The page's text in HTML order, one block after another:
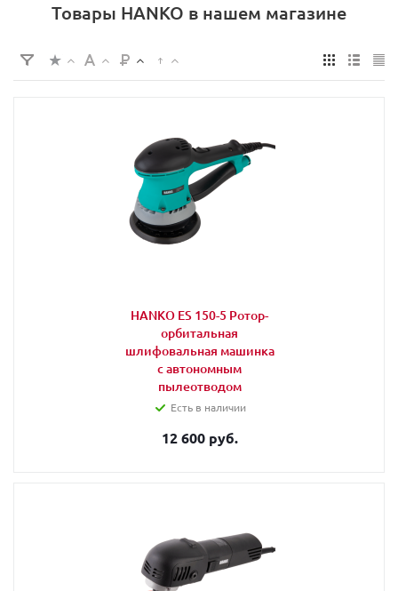
Товары HANKO в нашем магазине
HANKO ES 150-5 Ротор-
орбитальная
шлифовальная машинка
с автономным
пылеотводом
Есть в наличии
12 600 руб.